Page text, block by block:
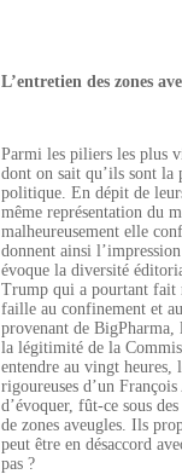
L’entretien des zones
Parmi les piliers les plus
dont on sait qu’ils sont la
politique. En dépit de
même représentation du
malheureusement elle
donnent ainsi
évoque la diversité
Trump qui a pourtant fait
faille au confinement et
provenant de BigPharma,
la légitimité de la
entendre au vingt heures,
rigoureuses d’un
d’évoquer, fût-ce sous
de zones aveugles. Ils
peut être en désaccord
pas ?